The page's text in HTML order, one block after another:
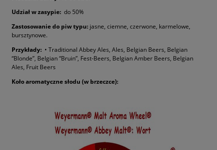
Udział w zasypie: do 50%
Zastosowanie do piw typu: jasne, ciemne, czerwone, karmelowe,
bursztynowe.
Przykłady: • Traditional Abbey Ales, Ales, Belgian Beers, Belgian
“Blonde”, Belgian “Bruin”, Fest-Beers, Belgian Amber Beers, Belgian
Ales, Fruit Beers
Koło aromatyczne słodu (w brzeczce):